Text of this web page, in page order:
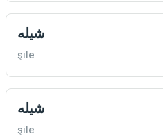
شيله
şile
شيله
şile